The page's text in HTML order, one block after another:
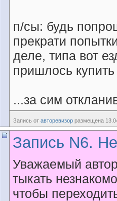
п/сы: будь
прекрати
деле, типа вот
пришлось
...за сим
Запись от авторевизор размещена
Запись N6.
Уважаемый
тыкать
чтобы